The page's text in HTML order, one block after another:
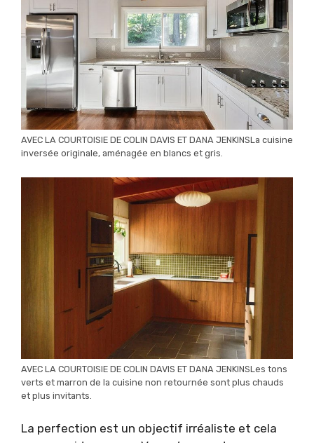
AVEC LA COURTOISIE DE COLIN DAVIS ET DANA JENKINSLa cuisine
inversée originale, aménagée en blancs et gris.
AVEC LA COURTOISIE DE COLIN DAVIS ET DANA JENKINSLes tons
verts et marron de la cuisine non retournée sont plus chauds
et plus invitants.
La perfection est un objectif irréaliste et cela